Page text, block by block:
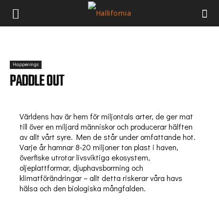
Happenings
PADDLE OUT
Världens hav är hem för miljontals arter, de ger mat
till över en miljard människor och producerar hälften
av allt vårt syre. Men de står under omfattande hot.
Varje år hamnar 8-20 miljoner ton plast i haven,
överfiske utrotar livsviktiga ekosystem,
oljeplattformar, djuphavsborrning och
klimatförändringar – allt detta riskerar våra havs
hälsa och den biologiska mångfalden.